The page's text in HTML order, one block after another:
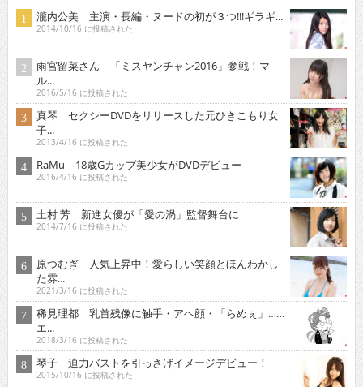
瀧内公美 主演・長編・ヌードの初が３つ!!!ギラギ...
2014/10/16 に投稿された
雨宮留菜さん 「ミスヤンチャン2016」参戦！マ
ル...
2016/5/16 に投稿された
真琴 セクシーDVDをリリースした元ひきこもり女
子...
2013/4/16 に投稿された
RaMu 18歳Gカップ美少女がDVDデビュー
2016/4/16 に投稿された
土村 芳 新進女優が「愛の渦」監督舞台に
2014/7/16 に投稿された
原つむぎ 人気上昇中！愛らしい笑顔とほんわかし
た雰...
2021/3/16 に投稿された
稀見理都 乳首残像に触手・アヘ顔・「らめぇ」……
エ...
2018/3/16 に投稿された
琴子 迫力バストを引っさげイメージデビュー！
2015/10/16 に投稿された